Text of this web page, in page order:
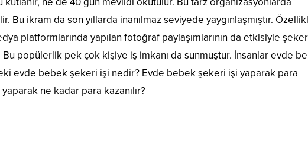
ikram da son yıllarda inanılmaz seviyede yaygınlaşmıştır.
platformlarında yapılan fotoğraf paylaşımlarının da etkisiyle şeker
Bu popülerlik pek çok kişiye iş imkanı da sunmuştur. İnsanlar evde
evde bebek şekeri işi nedir? Evde bebek şekeri işi yaparak para
ne kadar para kazanılır?